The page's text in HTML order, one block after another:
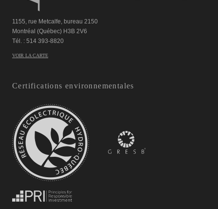
Retour
1155, rue Metcalfe, bureau 2150
Montréal (Québec) H3B 2V6
Tél. : 514 393-8820
VOIR LA CARTE
Certifications environnementales